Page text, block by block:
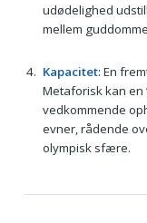
udødelighed
mellem
Kapacitet: En
Metaforisk kan en
vedkommende
evner, rådende
olympisk sfære.